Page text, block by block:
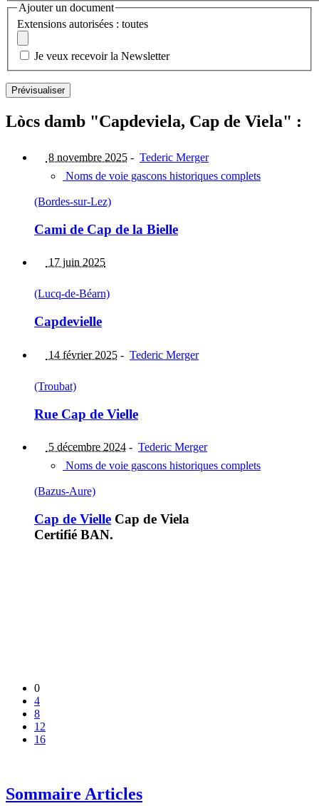
Ajouter un document
Extensions autorisées : toutes
Je veux recevoir la Newsletter
Lòcs damb "Capdeviela, Cap de Viela" :
8 novembre 2025 - Tederic Merger
Noms de voie gascons historiques complets
(Bordes-sur-Lez)
Cami de Cap de la Bielle
17 juin 2025
(Lucq-de-Béarn)
Capdevielle
14 février 2025 - Tederic Merger
(Troubat)
Rue Cap de Vielle
5 décembre 2024 - Tederic Merger
Noms de voie gascons historiques complets
(Bazus-Aure)
Cap de Vielle Cap de Viela
Certifié BAN.
0
4
8
12
16
Sommaire Articles